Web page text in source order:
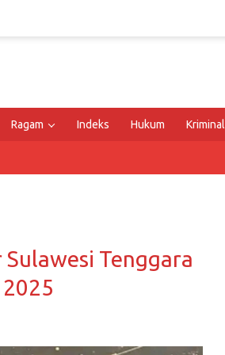
Ragam Indeks Hukum Kriminal
Tenggara